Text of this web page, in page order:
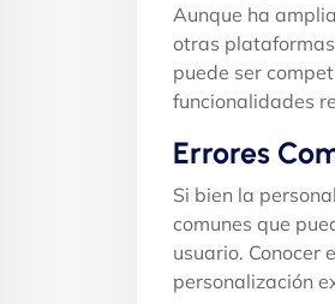
Aunque ha
otras
puede ser
funcionalidades
Errores
Si bien la
comunes que
usuario. Conocer
personalización